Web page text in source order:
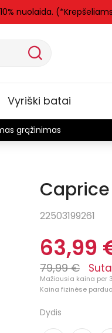
nuolaida.
Vyriški batai
grąžinimas
-20%
22503199261
63,99
79,99 €
Mažiausia kaina per
Kaina fizinėse
Dydis